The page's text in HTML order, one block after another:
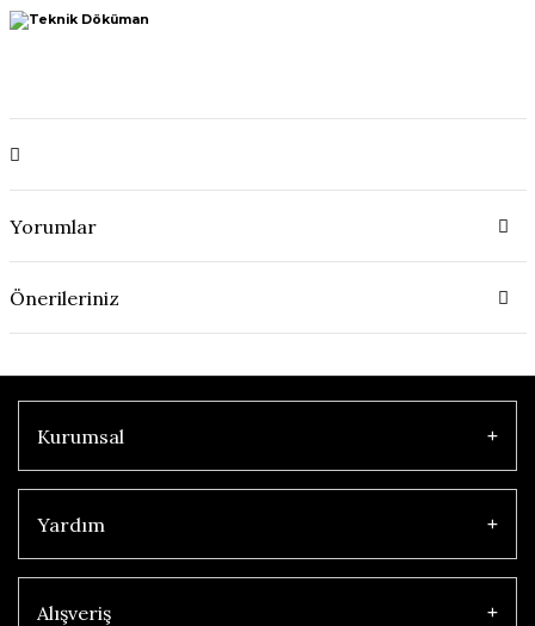
Yorumlar
Önerileriniz
Kurumsal
Yardım
Alışveriş